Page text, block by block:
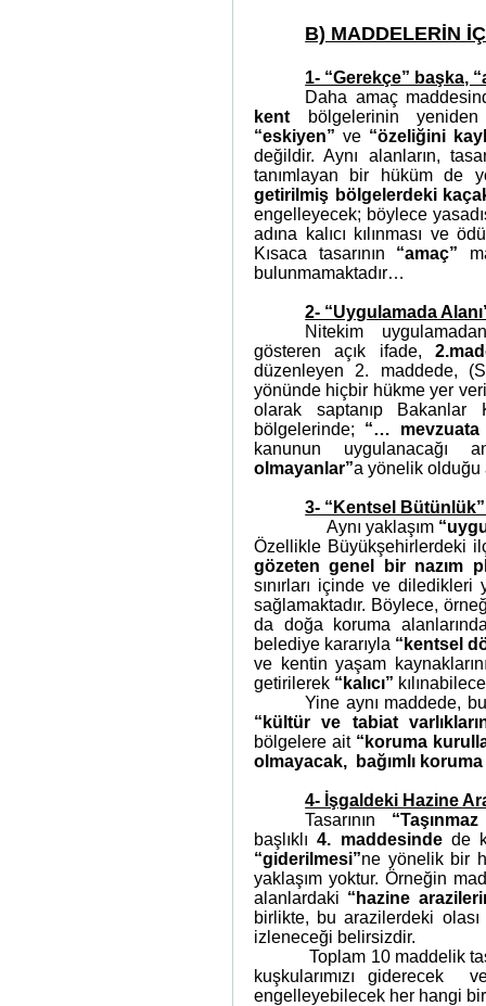
B) MADDELERİN
1- “Gerekçe” başka,
Daha amaç
kent
bölgelerinin yeniden
“eskiyen” ve “özeliğini
değildir. Aynı alanların,
tanımlayan bir hüküm de
getirilmiş bölgelerdeki
engelleyecek; böylece
adına kalıcı kılınması ve
Kısaca tasarının “amaç”
bulunmamaktadır…
2- “Uygulamada
Nitekim
gösteren açık ifade,
düzenleyen 2. maddede,
yönünde hiçbir hükme yer
olarak saptanıp Bakanlar
bölgelerinde; “… mevzuata
kanunun uygulanacağı
olmayanlar”a yönelik olduğu
3- “Kentsel
Aynı yaklaşım
Özellikle Büyükşehirlerdeki
gözeten genel bir nazım
sınırları içinde ve
sağlamaktadır. Böylece,
da doğa koruma
belediye kararıyla “kentsel
ve kentin yaşam
getirilerek “kalıcı”
Yine aynı maddede,
“kültür ve tabiat
bölgelere ait “koruma
olmayacak,
bağımlı
4- İşgaldeki Hazine
Tasarının
başlıklı4. maddesindede
“giderilmesi”ne yönelik bir
yaklaşım yoktur. Örneğin
alanlardaki “hazine
birlikte, bu arazilerdeki olası
izleneceği belirsizdir.
Toplam 10 maddelik
kuşkularımızı giderecek
engelleyebilecek her hangi